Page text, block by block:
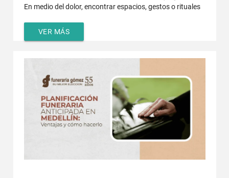
En medio del dolor, encontrar espacios, gestos o rituales
VER MÁS